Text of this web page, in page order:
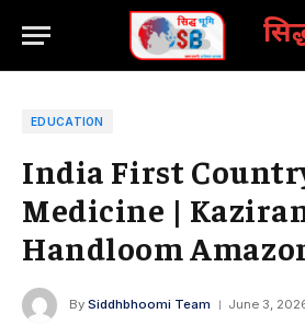
EDUCATION
India First
Medicine |
Handloom
By Siddhbhoomi Team June 3,